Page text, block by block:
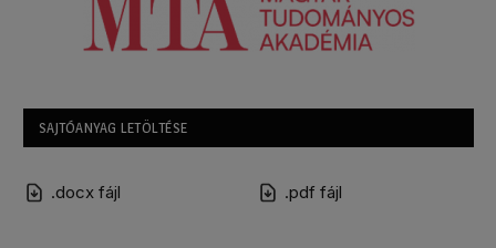
SAJTÓANYAG LETÖLTÉSE
.docx fájl .pdf fájl